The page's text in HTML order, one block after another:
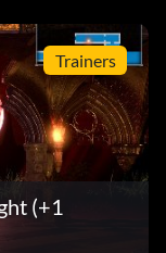
Trainers
(+1